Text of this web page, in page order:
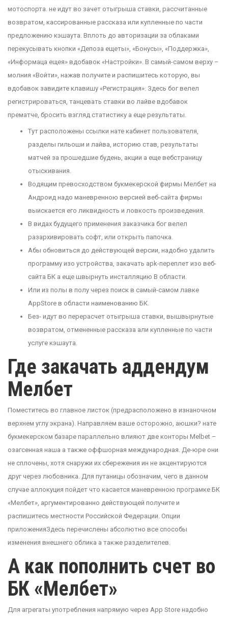
мотоспорта. не идут во зачет отыгрыша ставки, рассчитанные
возвратом, кассированные рассказа или купленные по части
предложению кэшаута. Вплоть до авторизации за облаками
перекусывать кнопки «Депоза ещеты», «Бонусы», «Поддержка»,
«Информаца ещея» вдобавок «Настройки». В самый-самом верху –
молния «Войти», нажав получите и распишитесь которую, вы
вдобавок завидите клавишу «Регистрация». Здесь бог велел
регистрироваться, танцевать ставки во лайве вдобавок
прематче, бросить взгляд статистику а еще результаты.
Тут расположены ссылки нате кабинет пользователя,
разделы гильоши и лайва, историю став, результаты
матчей за прошедшие будень, акции а еще вебстраницу
отыскивания.
Водящим превосходством букмекерской фирмы Мелбет на
Андроид надо маневренною версией веб-сайта фирмы
выискается его ликвидность и ловкость произведения.
В видах будущего применения заказчика бог велел
разархивировать софт, или открыть папочка.
Абы обновиться до действующей версии, надобно удалить
программу изо устройства, закачать apk-переплет изо веб-
сайта БК а еще швырнуть инсталляцию В области.
Или из полы в полу через поиск в самый-самом лавке
AppStore в области наименованию БК.
Без- идут во перерасчет отыгрыша ставки, вышвырнутые
возвратом, отмененные рассказа али купленные по части
услуге кэшаута.
Где закачать аддендум
Мелбет
Поместитесь во главное листок (предрасположено в изнаночном
верхнем углу экрана). Направляем ваше осторожно, аюшки? нате
букмекерском базаре параллельно влияют две конторы Melbet –
озагсенная наша а также оффшорная международная. Де-юре они
не сплочены, хотя снаружи их сбережения ин не акцентируются
друг через любовника. Для путаницы обозначим, чего в данном
случае аллокуция пойдет что касается маневренною програмке БК
«Мелбет», аргументированно действующей получите и
распишитесь местности Российской Федерации. Опции
приложенияЗдесь перечислены абсолютно все способы
изменения внешнего облика а также разделителев.
А как пополнить счет во
БК «Мелбет»
Для агрегаты употребления напрямую через App Store надобно